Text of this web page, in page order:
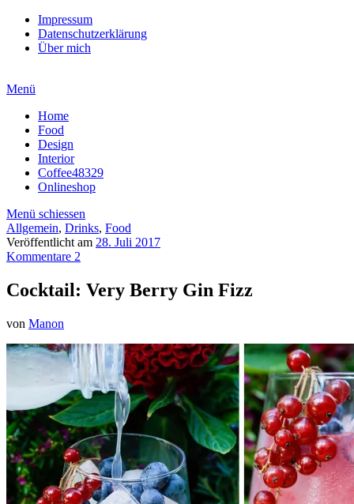
Impressum
Datenschutzerklärung
Über mich
Menü
Home
Food
Design
Interior
Coffee48329
Onlineshop
Menü schiessen
Allgemein, Drinks, Food
Veröffentlicht am 28. Juli 2017
Kommentare 2
Cocktail: Very Berry Gin Fizz
von Manon